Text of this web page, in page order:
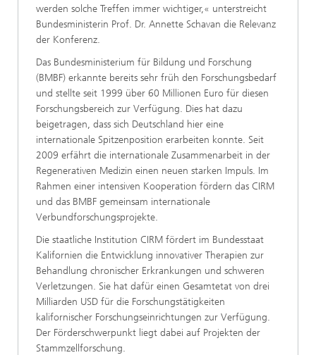
werden solche Treffen immer wichtiger,« unterstreicht
Bundesministerin Prof. Dr. Annette Schavan die Relevanz
der Konferenz.
Das Bundesministerium für Bildung und Forschung
(BMBF) erkannte bereits sehr früh den Forschungsbedarf
und stellte seit 1999 über 60 Millionen Euro für diesen
Forschungsbereich zur Verfügung. Dies hat dazu
beigetragen, dass sich Deutschland hier eine
internationale Spitzenposition erarbeiten konnte. Seit
2009 erfährt die internationale Zusammenarbeit in der
Regenerativen Medizin einen neuen starken Impuls. Im
Rahmen einer intensiven Kooperation fördern das CIRM
und das BMBF gemeinsam internationale
Verbundforschungsprojekte.
Die staatliche Institution CIRM fördert im Bundesstaat
Kalifornien die Entwicklung innovativer Therapien zur
Behandlung chronischer Erkrankungen und schweren
Verletzungen. Sie hat dafür einen Gesamtetat von drei
Milliarden USD für die Forschungstätigkeiten
kalifornischer Forschungseinrichtungen zur Verfügung.
Der Förderschwerpunkt liegt dabei auf Projekten der
Stammzellforschung.